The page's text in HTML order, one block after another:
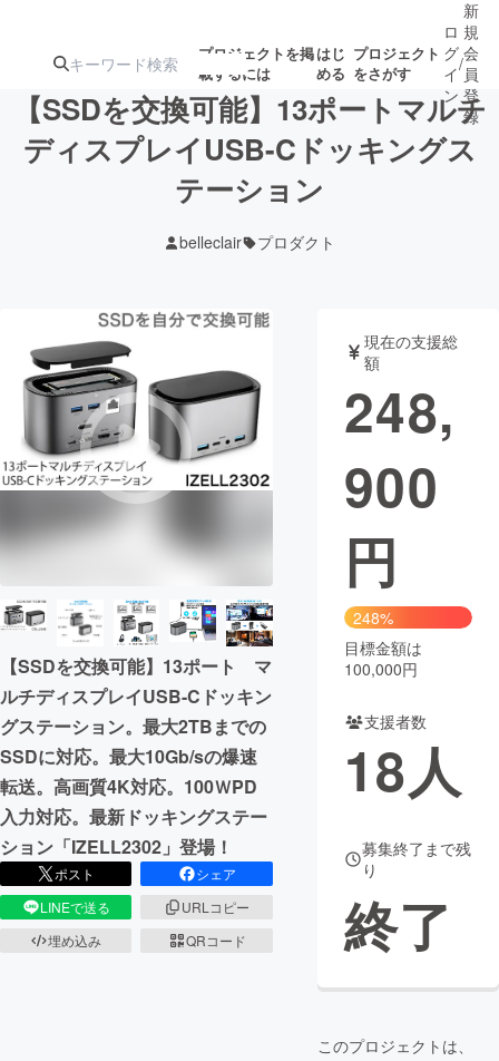
プロジェクトを掲
載するには
はじ
める
プロジェクト
をさがす
注目の新着プロ 募集終了が近いプ
テクノロジー・ガジェット
映像・映画 書籍・雑誌
ビジネス・起業 チャレンジ
まちづくり・地域活性化
CAMPFIRE for Social Good CAMPFIRE Creation
CAMPFIREふるさと納税machi-ya コミュニティ
ロ
グ
イ
ン
/
新
規
会
員
登
録
【SSDを交換可能】13ポートマルチ
ディスプレイUSB-Cドッキングス
テーション
belleclair プロダクト
【SSDを交換可能】13ポート マ
ルチディスプレイUSB-Cドッキン
グステーション。最大2TBまでの
SSDに対応。最大10Gb/sの爆速
転送。高画質4K対応。100ＷPD
入力対応。最新ドッキングステー
ション「IZELL2302」登場！
ポスト
シェア
LINEで送る
URLコピー
埋め込み
QRコード
現在の支援総
額
248,
900
円
248%
目標金額は
100,000円
支援者数
18人
募集終了まで残
り
終了
このプロジェクトは、